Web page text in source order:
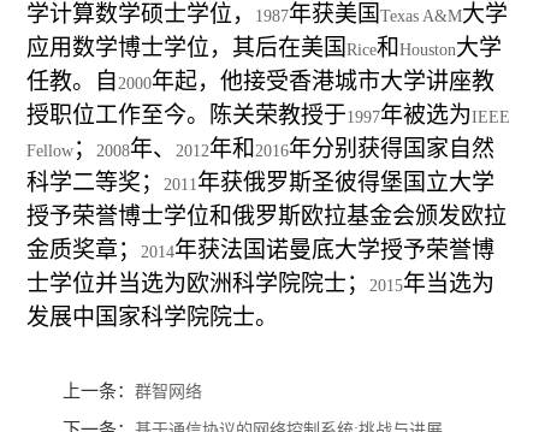
学计算数学硕士学位，
1987年获美国Texas A&M大学
应用数学博士学位，其后在美国Rice和Houston大学
任教。自2000年起，他接受香港城市大学讲座教
授职位工作至今。陈关荣教授于1997年被选为IEEE
Fellow ；2008年、2012年和2016年分别获得国家自然
科学二等奖；2011年获俄罗斯圣彼得堡国立大学
授予荣誉博士学位和俄罗斯欧拉基金会颁发欧拉
金质奖章；2014年获法国诺曼底大学授予荣誉博
士学位并当选为欧洲科学院院士；2015年当选为
发展中国家科学院院士。
上一条：群智网络